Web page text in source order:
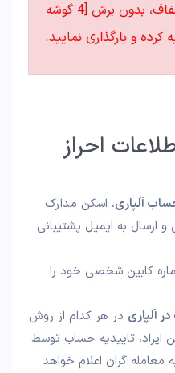
سعی کنید عکسی واضح، شفاف، بدون برش [4 گوشه
و بارگذاری نمایید.
اطلاعات احراز
آلپاری، اسکن مدارک
ارسال به ایمیل پشتیبانی
کابین شخصی خود را
آلپاری در هر کدام از روش
ایراد، تاییدیه حساب توسط
معامله گران اعلام خواهد